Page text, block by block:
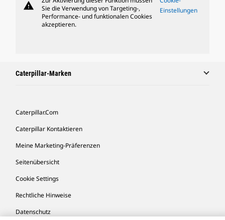
warning
Sie die Verwendung von Targeting-,
Performance- und funktionalen Cookies
akzeptieren.
Einstellungen
Caterpillar-Marken
Caterpillar.com
Caterpillar Kontaktieren
Meine Marketing-Präferenzen
Seitenübersicht
Cookie Settings
Rechtliche Hinweise
Datenschutz